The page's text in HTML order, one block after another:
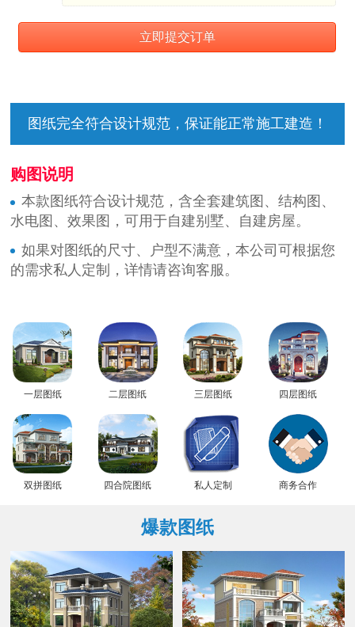
图纸完全符合设计规范，保证能正常施工建造！
购图说明
本款图纸符合设计规范，含全套建筑图、结构图、
水电图、效果图，可用于自建别墅、自建房屋。
如果对图纸的尺寸、户型不满意，本公司可根据您
的需求私人定制，详情请咨询客服。
一层图纸 二层图纸 三层图纸 四层图纸
双拼图纸 四合院图纸 私人定制 商务合作
爆款图纸